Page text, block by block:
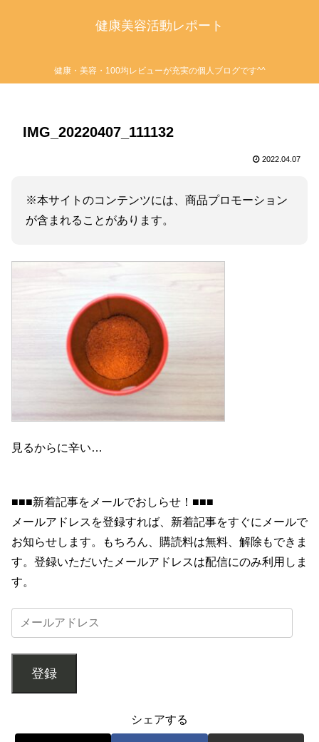
健康美容活動レポート
健康・美容・100均レビューが充実の個人ブログです^^
IMG_20220407_111132
2022.04.07
※本サイトのコンテンツには、商品プロモーション
が含まれることがあります。
見るからに辛い…
■■■新着記事をメールでおしらせ！■■■
メールアドレスを登録すれば、新着記事をすぐにメールで
お知らせします。もちろん、購読料は無料、解除もできま
す。登録いただいたメールアドレスは配信にのみ利用しま
す。
登録
シェアする